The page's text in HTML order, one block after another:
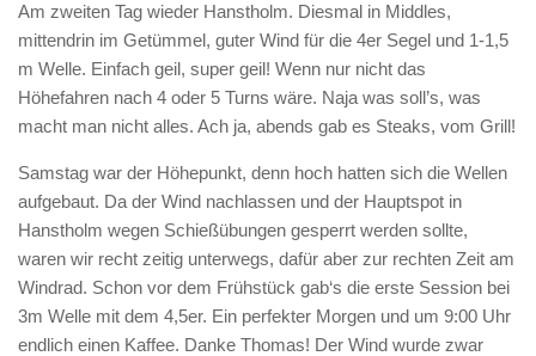
Am zweiten Tag wieder Hanstholm. Diesmal in Middles,
mittendrin im Getümmel, guter Wind für die 4er Segel und 1-1,5
m Welle. Einfach geil, super geil! Wenn nur nicht das
Höhefahren nach 4 oder 5 Turns wäre. Naja was soll’s, was
macht man nicht alles. Ach ja, abends gab es Steaks, vom Grill!
Samstag war der Höhepunkt, denn hoch hatten sich die Wellen
aufgebaut. Da der Wind nachlassen und der Hauptspot in
Hanstholm wegen Schießübungen gesperrt werden sollte,
waren wir recht zeitig unterwegs, dafür aber zur rechten Zeit am
Windrad. Schon vor dem Frühstück gab‘s die erste Session bei
3m Welle mit dem 4,5er. Ein perfekter Morgen und um 9:00 Uhr
endlich einen Kaffee. Danke Thomas! Der Wind wurde zwar